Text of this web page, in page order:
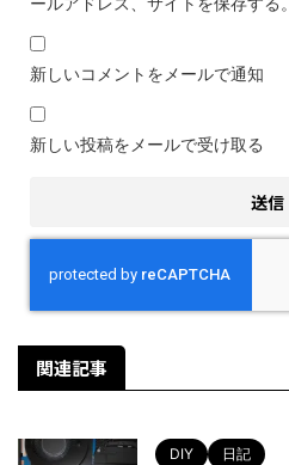
新しいコメントをメールで通知
新しい投稿をメールで受け取る
関連記事
DIY 日記